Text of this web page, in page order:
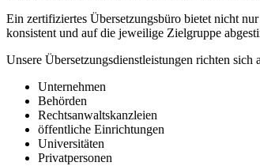
Ein zertifiziertes Übersetzungsbüro bietet nicht
konsistent und auf die jeweilige Zielgruppe
Unsere Übersetzungsdienstleistungen richten sich
Unternehmen
Behörden
Rechtsanwaltskanzleien
öffentliche Einrichtungen
Universitäten
Privatpersonen